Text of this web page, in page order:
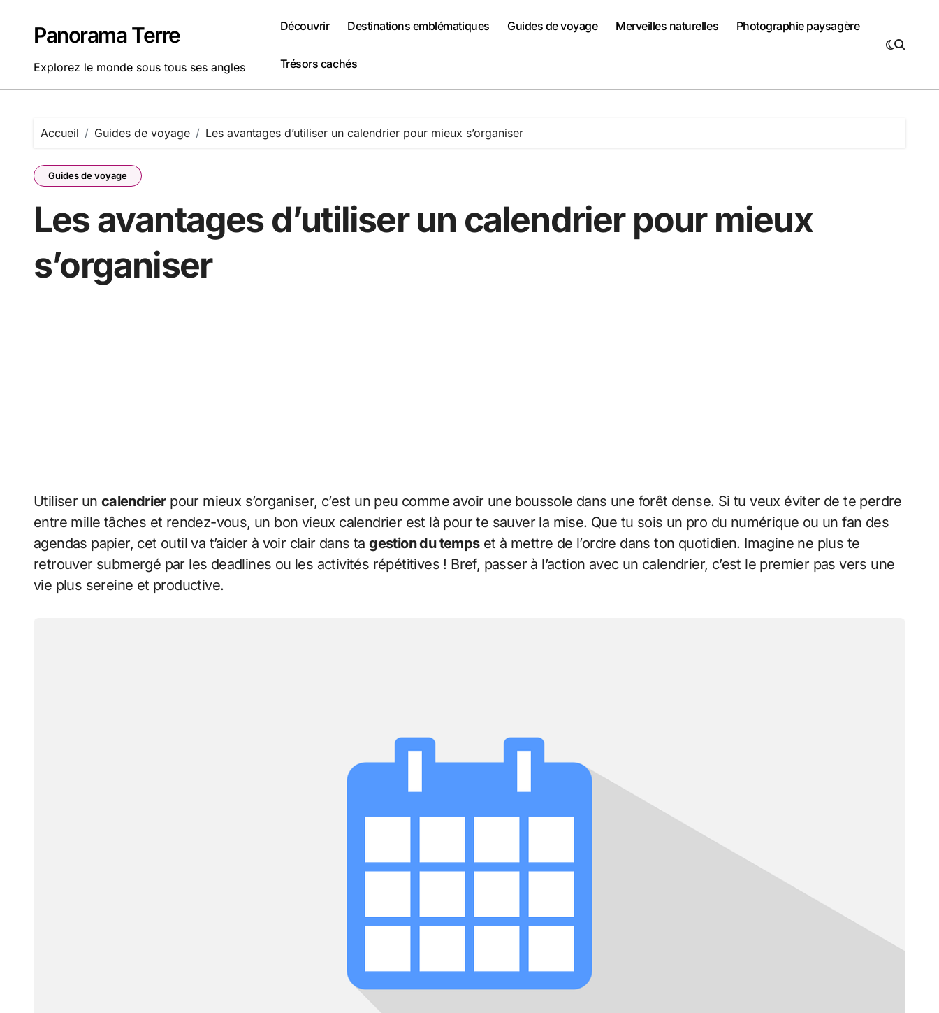
contenuPanorama Terre
Explorez le monde sous tous ses angles
Découvrir Destinations emblématiques Guides de voyage Merveilles naturelles Photographie paysagère
Trésors cachés
Accueil Guides de voyage Les avantages d’utiliser un calendrier pour mieux s’organiser
Guides de voyage
Les avantages d’utiliser un calendrier pour mieux
s’organiser
Utiliser un calendrierpour mieux s’organiser, c’est un peu comme avoir une boussole dans une forêt dense. Si tu veux éviter de te perdre
entre mille tâches et rendez-vous, un bon vieux calendrier est là pour te sauver la mise. Que tu sois un pro du numérique ou un fan des
agendas papier, cet outil va t’aider à voir clair dans tagestion du tempset à mettre de l’ordre dans ton quotidien. Imagine ne plus te
retrouver submergé par les deadlines ou les activités répétitives ! Bref, passer à l’action avec un calendrier, c’est le premier pas vers une
vie plus sereine et productive.